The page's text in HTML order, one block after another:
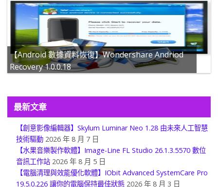
【Android 數據資料恢復】Wondershare Andriod
Recovery 1.0.0.18
最新文章
【創意影像編輯器】Skylum Luminar Neo 1.28 由未來人工智慧
技術驅動 2026 年 8 月 7 日
【水果音樂製作軟體】Image-Line FL Studio 26.1.3.5570 數位
音訊工作站 2026 年 8 月 5 日
【電腦清理與效能優化軟體】IObit Advanced SystemCare Pro
19.5.0.226 讓你的電腦保持最佳狀態 2026 年 8 月 3 日